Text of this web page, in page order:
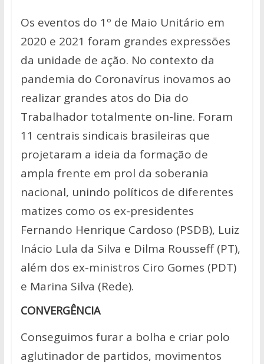
Os eventos do 1º de Maio Unitário em
2020 e 2021 foram grandes expressões
da unidade de ação. No contexto da
pandemia do Coronavírus inovamos ao
realizar grandes atos do Dia do
Trabalhador totalmente on-line. Foram
11 centrais sindicais brasileiras que
projetaram a ideia da formação de
ampla frente em prol da soberania
nacional, unindo políticos de diferentes
matizes como os ex-presidentes
Fernando Henrique Cardoso (PSDB), Luiz
Inácio Lula da Silva e Dilma Rousseff (PT),
além dos ex-ministros Ciro Gomes (PDT)
e Marina Silva (Rede).
CONVERGÊNCIA
Conseguimos furar a bolha e criar polo
aglutinador de partidos, movimentos